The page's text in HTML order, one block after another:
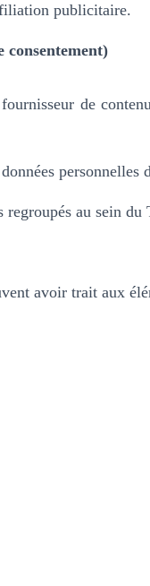
publicitaire.
consentement)
de
personnelles
au sein du
avoir trait aux